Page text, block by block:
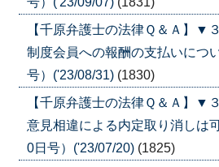
【千原弁護士の法律Ｑ＆Ａ】
制度会員への報酬の支払いにつ
号）('23/08/31) (1830)
【千原弁護士の法律Ｑ＆Ａ】
意見相違による内定取り消しは
0日号）('23/07/20) (1825)